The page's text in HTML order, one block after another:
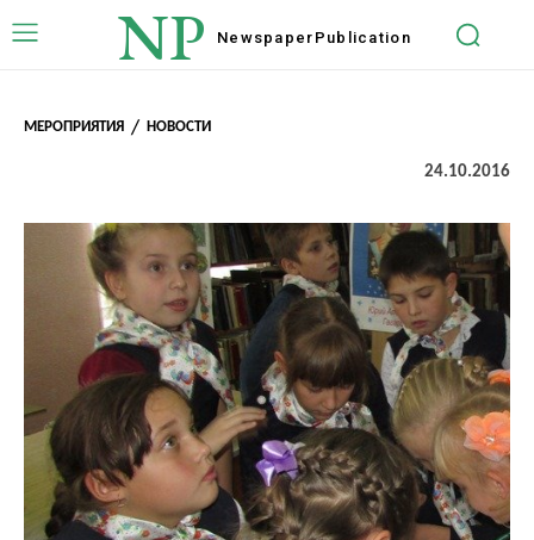
NP Newspaper Publication
МЕРОПРИЯТИЯ НОВОСТИ
24.10.2016